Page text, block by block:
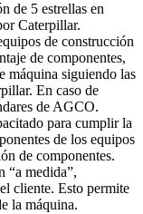
de 5 estrellas en
Caterpillar.
de construcción
de componentes,
máquina siguiendo las
En caso de
de AGCO.
para cumplir la
de los equipos
de componentes.
“a medida”,
cliente. Esto permite
la máquina.